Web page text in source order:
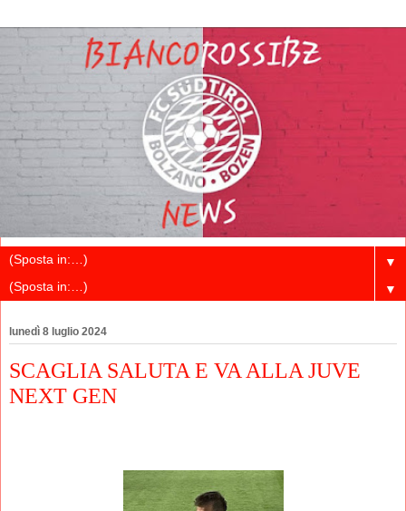
▼
▼
lunedì 8 luglio 2024
SCAGLIA SALUTA E VA ALLA JUVE
NEXT GEN